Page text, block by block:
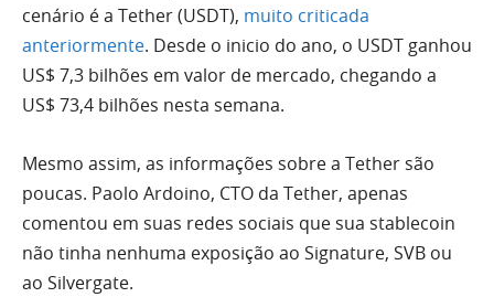
cenário é a Tether (USDT), muito criticada
anteriormente. Desde o inicio do ano, o USDT ganhou
US$ 7,3 bilhões em valor de mercado, chegando a
US$ 73,4 bilhões nesta semana.
Mesmo assim, as informações sobre a Tether são
poucas. Paolo Ardoino, CTO da Tether, apenas
comentou em suas redes sociais que sua stablecoin
não tinha nenhuma exposição ao Signature, SVB ou
ao Silvergate.